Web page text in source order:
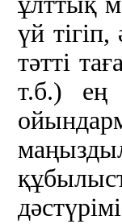
үй
тәтті
т.б.) ең